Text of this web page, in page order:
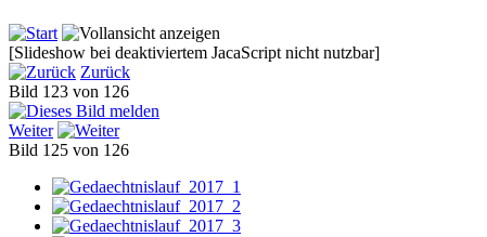
[Slideshow bei deaktiviertem JacaScript nicht nutzbar]
Zurück
Bild 123 von 126
Weiter
Bild 125 von 126